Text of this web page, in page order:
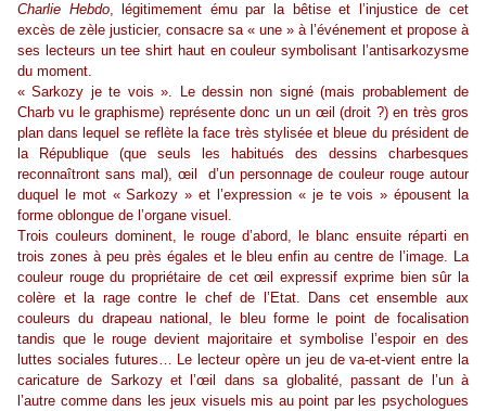
Charlie Hebdo, légitimement ému par la bêtise et l’injustice de cet
excès de zèle justicier, consacre sa « une » à l’événement et propose à
ses lecteurs un teeshirt haut en couleur symbolisant l’antisarkozysme
du moment.
« Sarkozy je te vois ». Le dessin non signé (mais probablement de
Charb vu le graphisme) représente donc unun œil (droit ?) en très gros
plan dans lequel se reflète la face très stylisée et bleue du président de
la République (que seuls les habitués des dessins charbesques
reconnaîtront sans mal), œil d’un personnage de couleur rouge autour
duquel le mot « Sarkozy » et l’expression « je te vois » épousent la
forme oblongue de l’organe visuel.
Trois couleurs dominent, le rouge d’abord, le blanc ensuite réparti en
trois zones à peu près égales et le bleu enfin au centre de l’image. La
couleur rouge du propriétaire de cet œil expressif exprime bien sûr la
colère et la rage contre le chef de l’Etat. Dans cet ensemble aux
couleurs du drapeau national, le bleu forme le point de focalisation
tandis que le rouge devient majoritaire et symbolise l’espoir en des
luttes sociales futures… Le lecteur opère un jeu de va-et-vient entre la
caricature de Sarkozy et l’œil dans sa globalité, passant de l’un à
l’autre comme dans les jeux visuels mis au point par les psychologues